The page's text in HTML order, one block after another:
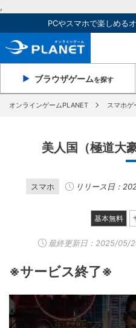
,
PCやスマホで楽しめる
ブラウザゲームを探す
オンラインゲームPLANET スマホゲ
美人国（極道大豪
スマホ リリース日：
基本無料
最終更新日： 2025/05/
※サービス終了※